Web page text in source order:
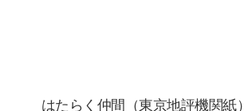
はたらく仲間（東京地評機関紙）